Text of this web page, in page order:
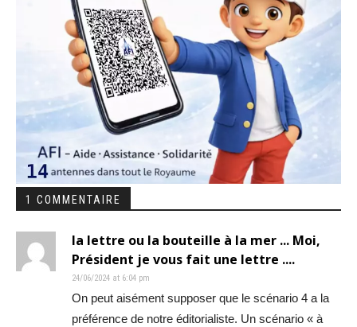
1 COMMENTAIRE
la lettre ou la bouteille à la mer ... Moi,
Président je vous fait une lettre ....
24/06/2024 at 6:04 pm
On peut aisément supposer que le scénario 4 a la
préférence de notre éditorialiste. Un scénario « à